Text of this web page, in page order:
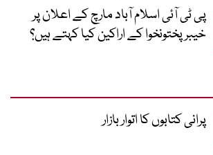
پی ٹی آئی اسلام آباد مارچ کے اعلان پر
خیبر پختونخوا کے اراکین کیا کہتے ہیں؟
پرانی کتابوں کا اتوار بازار